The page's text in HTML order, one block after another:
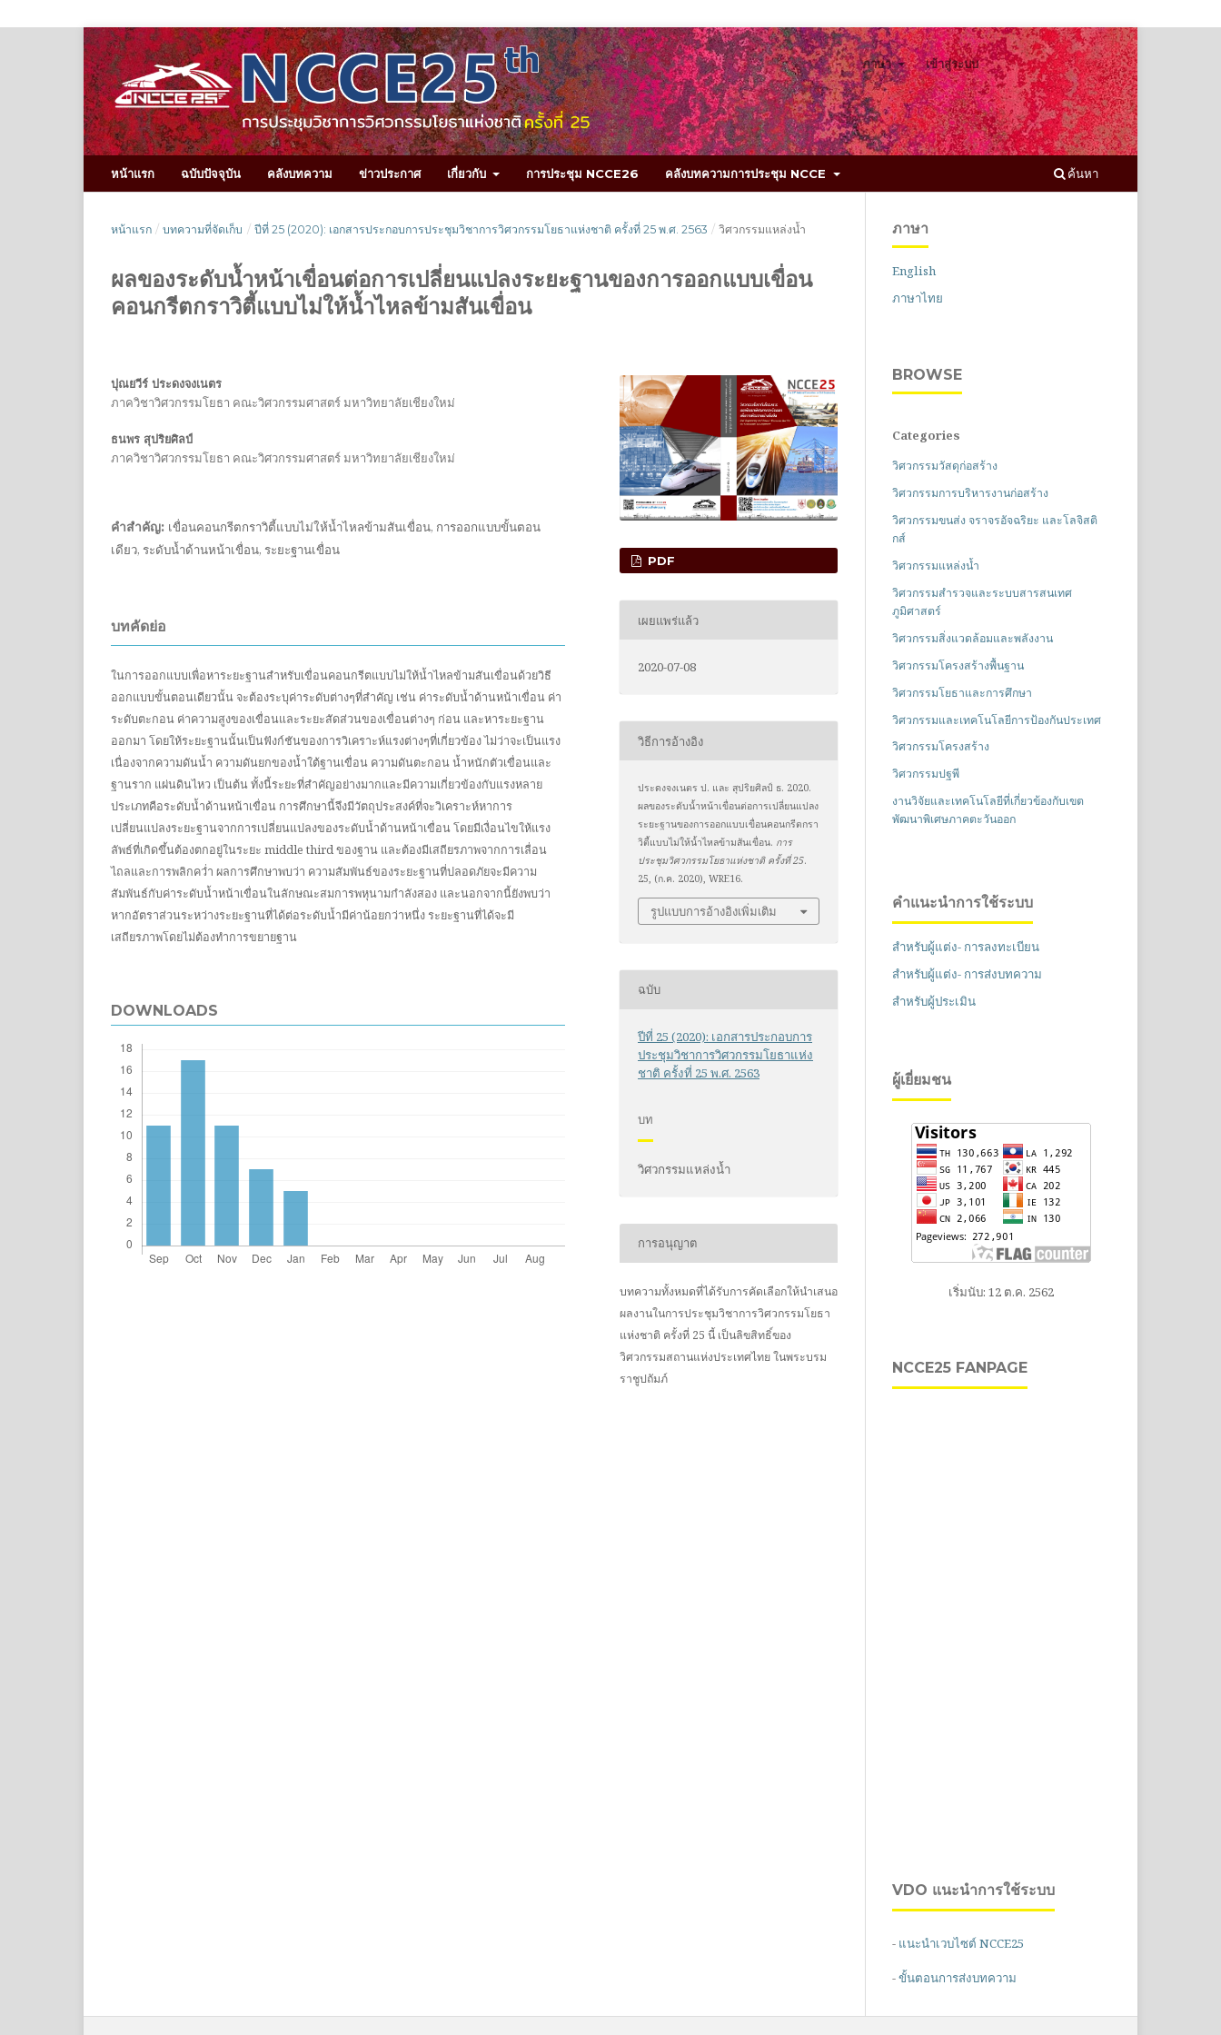
หน้าแรก ฉบับปัจจุบัน คลังบทความ ข่าวประกาศ เกี่ยวกับ การประชุม NCCE26 คลังบทความการประชุม NCCE ค้นหา
ภาษา เข้าสู่ระบบ
หน้าแรก / บทความที่จัดเก็บ / ปีที่ 25 (2020): เอกสารประกอบการประชุมวิชาการวิศวกรรมโยธาแห่งชาติ ครั้งที่ 25 พ.ศ. 2563 / วิศวกรรมแหล่งน้ำ
ผลของระดับน้ำหน้าเขื่อนต่อการเปลี่ยนแปลงระยะฐานของการออกแบบเขื่อน
คอนกรีตกราวิตี้แบบไม่ให้น้ำไหลข้ามสันเขื่อน
ปุณยวีร์ ประดงจงเนตร
ภาควิชาวิศวกรรมโยธา คณะวิศวกรรมศาสตร์ มหาวิทยาลัยเชียงใหม่
ธนพร สุปริยศิลป์
ภาควิชาวิศวกรรมโยธา คณะวิศวกรรมศาสตร์ มหาวิทยาลัยเชียงใหม่
คำสำคัญ: เขื่อนคอนกรีตกราวิตี้แบบไม่ให้น้ำไหลข้ามสันเขื่อน, การออกแบบขั้นตอน
เดียว, ระดับน้ำด้านหน้าเขื่อน, ระยะฐานเขื่อน
บทคัดย่อ
ในการออกแบบเพื่อหาระยะฐานสำหรับเขื่อนคอนกรีตแบบไม่ให้น้ำไหลข้ามสันเขื่อนด้วยวิธี
ออกแบบขั้นตอนเดียวนั้น จะต้องระบุค่าระดับต่างๆที่สำคัญ เช่น ค่าระดับน้ำด้านหน้าเขื่อน ค่า
ระดับตะกอน ค่าความสูงของเขื่อนและระยะสัดส่วนของเขื่อนต่างๆ ก่อน และหาระยะฐาน
ออกมา โดยให้ระยะฐานนั้นเป็นฟังก์ชันของการวิเคราะห์แรงต่างๆที่เกี่ยวข้อง ไม่ว่าจะเป็นแรง
เนื่องจากความดันน้ำ ความดันยกของน้ำใต้ฐานเขื่อน ความดันตะกอน น้ำหนักตัวเขื่อนและ
ฐานราก แผ่นดินไหว เป็นต้น ทั้งนี้ระยะที่สำคัญอย่างมากและมีความเกี่ยวข้องกับแรงหลาย
ประเภทคือระดับน้ำด้านหน้าเขื่อน การศึกษานี้จึงมีวัตถุประสงค์ที่จะวิเคราะห์หาการ
เปลี่ยนแปลงระยะฐานจากการเปลี่ยนแปลงของระดับน้ำด้านหน้าเขื่อน โดยมีเงื่อนไขให้แรง
ลัพธ์ที่เกิดขึ้นต้องตกอยู่ในระยะ middle third ของฐาน และต้องมีเสถียรภาพจากการเลื่อน
ไถลและการพลิกคว่ำ ผลการศึกษาพบว่า ความสัมพันธ์ของระยะฐานที่ปลอดภัยจะมีความ
สัมพันธ์กับค่าระดับน้ำหน้าเขื่อนในลักษณะสมการพหุนามกำลังสอง และนอกจากนี้ยังพบว่า
หากอัตราส่วนระหว่างระยะฐานที่ได้ต่อระดับน้ำมีค่าน้อยกว่าหนึ่ง ระยะฐานที่ได้จะมี
เสถียรภาพโดยไม่ต้องทำการขยายฐาน
DOWNLOADS
PDF
เผยแพร่แล้ว
2020-07-08
วิธีการอ้างอิง
ประดงจงเนตร ป. และ สุปริยศิลป์ ธ. 2020.
ผลของระดับน้ำหน้าเขื่อนต่อการเปลี่ยนแปลง
ระยะฐานของการออกแบบเขื่อนคอนกรีตกรา
วิตี้แบบไม่ให้น้ำไหลข้ามสันเขื่อน. การ
ประชุมวิศวกรรมโยธาแห่งชาติ ครั้งที่ 25.
25, (ก.ค. 2020), WRE16.
รูปแบบการอ้างอิงเพิ่มเติม
ฉบับ
ปีที่ 25 (2020): เอกสารประกอบการ
ประชุมวิชาการวิศวกรรมโยธาแห่ง
ชาติ ครั้งที่ 25 พ.ศ. 2563
บท
วิศวกรรมแหล่งน้ำ
การอนุญาต
บทความทั้งหมดที่ได้รับการคัดเลือกให้นำเสนอ
ผลงานในการประชุมวิชาการวิศวกรรมโยธา
แห่งชาติ ครั้งที่ 25 นี้ เป็นลิขสิทธิ์ของ
วิศวกรรมสถานแห่งประเทศไทย ในพระบรม
ราชูปถัมภ์
ภาษา
English
ภาษาไทย
BROWSE
Categories
วิศวกรรมวัสดุก่อสร้าง
วิศวกรรมการบริหารงานก่อสร้าง
วิศวกรรมขนส่ง จราจรอัจฉริยะ และโลจิสติ
กส์
วิศวกรรมแหล่งน้ำ
วิศวกรรมสำรวจและระบบสารสนเทศ
ภูมิศาสตร์
วิศวกรรมสิ่งแวดล้อมและพลังงาน
วิศวกรรมโครงสร้างพื้นฐาน
วิศวกรรมโยธาและการศึกษา
วิศวกรรมและเทคโนโลยีการป้องกันประเทศ
วิศวกรรมโครงสร้าง
วิศวกรรมปฐพี
งานวิจัยและเทคโนโลยีที่เกี่ยวข้องกับเขต
พัฒนาพิเศษภาคตะวันออก
คำแนะนำการใช้ระบบ
สำหรับผู้แต่ง- การลงทะเบียน
สำหรับผู้แต่ง- การส่งบทความ
สำหรับผู้ประเมิน
ผู้เยี่ยมชน
เริ่มนับ: 12 ต.ค. 2562
NCCE25 FANPAGE
VDO แนะนำการใช้ระบบ
- แนะนำเวบไซต์ NCCE25
-ขั้นตอนการส่งบทความ